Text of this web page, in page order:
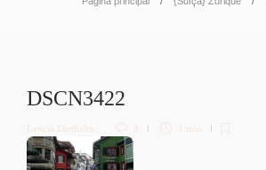
DSCN3422
Letícia Diethelm 0 1 min